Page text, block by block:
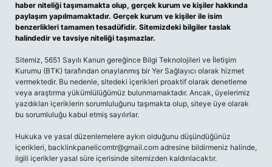
haber niteliği taşımamakta olup, gerçek kurum ve kişiler hakkında
paylaşım yapılmamaktadır. Gerçek kurum ve kişiler ile isim
benzerlikleri tamamen tesadüfidir. Sitemizdeki bilgiler taslak
halindedir ve tavsiye niteliği taşımazlar.
Sitemiz, 5651 Sayılı Kanun gereğince Bilgi Teknolojileri ve İletişim
Kurumu (BTK) tarafından onaylanmış bir Yer Sağlayıcı olarak hizmet
vermektedir. Bu nedenle, sitedeki içerikleri proaktif olarak denetleme
veya araştırma yükümlülüğümüz bulunmamaktadır. Ancak, üyelerimiz
yazdıkları içeriklerin sorumluluğunu taşımakta olup, siteye üye olarak
bu sorumluluğu kabul etmiş sayılırlar.
Hukuka ve yasal düzenlemelere aykırı olduğunu düşündüğünüz
içerikleri, backlinkpanelicomtr@gmail.com adresine bildirmeniz halinde,
ilgili içerikler yasal süre içerisinde sitemizden kaldırılacaktır.